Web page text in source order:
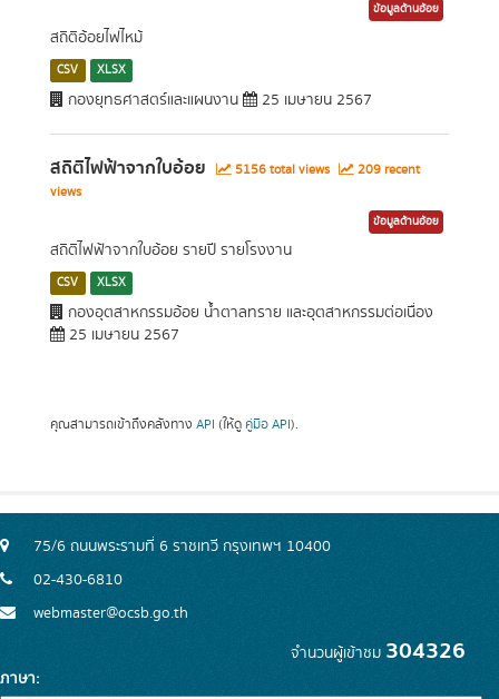
ข้อมูลด้านอ้อย
สถิติอ้อยไฟไหม้
CSV XLSX
กองยุทธศาสตร์และแผนงาน 25 เมษายน 2567
สถิติไฟฟ้าจากใบอ้อย 5156 total views
209 recent
views
ข้อมูลด้านอ้อย
สถิติไฟฟ้าจากใบอ้อย รายปี รายโรงงาน
CSV XLSX
กองอุตสาหกรรมอ้อย น้ำตาลทราย และอุตสาหกรรมต่อเนื่อง
25 เมษายน 2567
คุณสามารถเข้าถึงคลังทาง API (ให้ดู คู่มือ API).
75/6 ถนนพระรามที่ 6 ราชเทวี กรุงเทพฯ 10400
02-430-6810
webmaster@ocsb.go.th
จำนวนผู้เข้าชม 304326
ภาษา